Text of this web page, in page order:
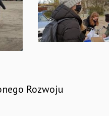
Rozwoju